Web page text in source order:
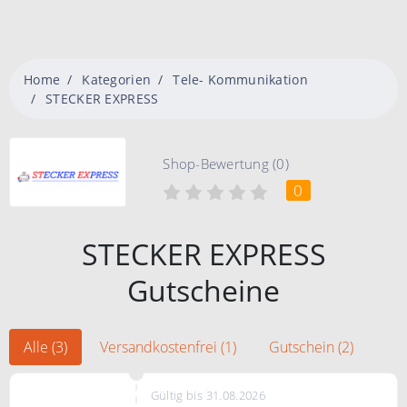
Home Kategorien
Tele- Kommunikation
STECKER EXPRESS
Shop-Bewertung (0)
0
STECKER EXPRESS
Gutscheine
Alle (3) Versandkostenfrei (1) Gutschein (2)
Gültig bis 31.08.2026